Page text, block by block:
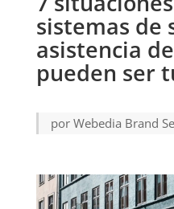
sistemas de
asistencia
pueden ser
por Webedia Brand